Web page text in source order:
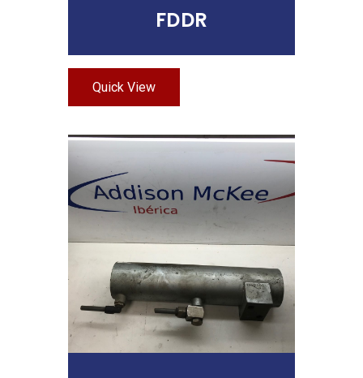
FDDR
Quick View
Leer Más